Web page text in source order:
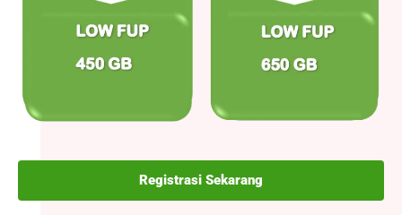
Registrasi Sekarang